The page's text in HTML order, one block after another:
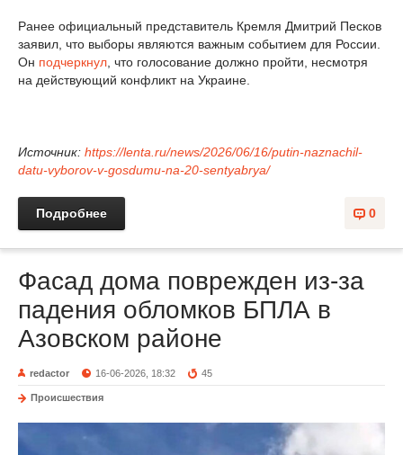
Ранее официальный представитель Кремля Дмитрий Песков
заявил, что выборы являются важным событием для России.
Он подчеркнул , что голосование должно пройти, несмотря
на действующий конфликт на Украине.
Источник: https://lenta.ru/news/2026/06/16/putin-naznachil-
datu-vyborov-v-gosdumu-na-20-sentyabrya/
0
Подробнее
Фасад дома поврежден из-за
падения обломков БПЛА в
Азовском районе
redactor 16-06-2026, 18:32 45
Происшествия